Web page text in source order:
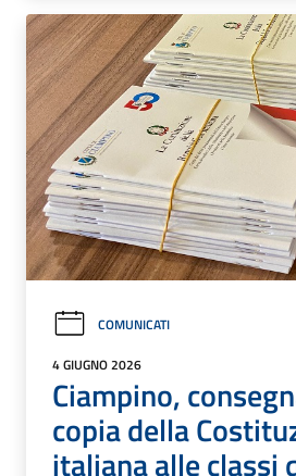
COMUNICATI
4 GIUGNO 2026
Ciampino,
copia della
italiana alle classi